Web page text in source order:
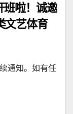
班啦！诚邀
文艺体育
通知。如有任